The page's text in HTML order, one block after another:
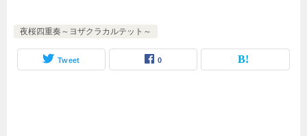
夜桜四重奏～ヨザクラカルテット～
Tweet 0